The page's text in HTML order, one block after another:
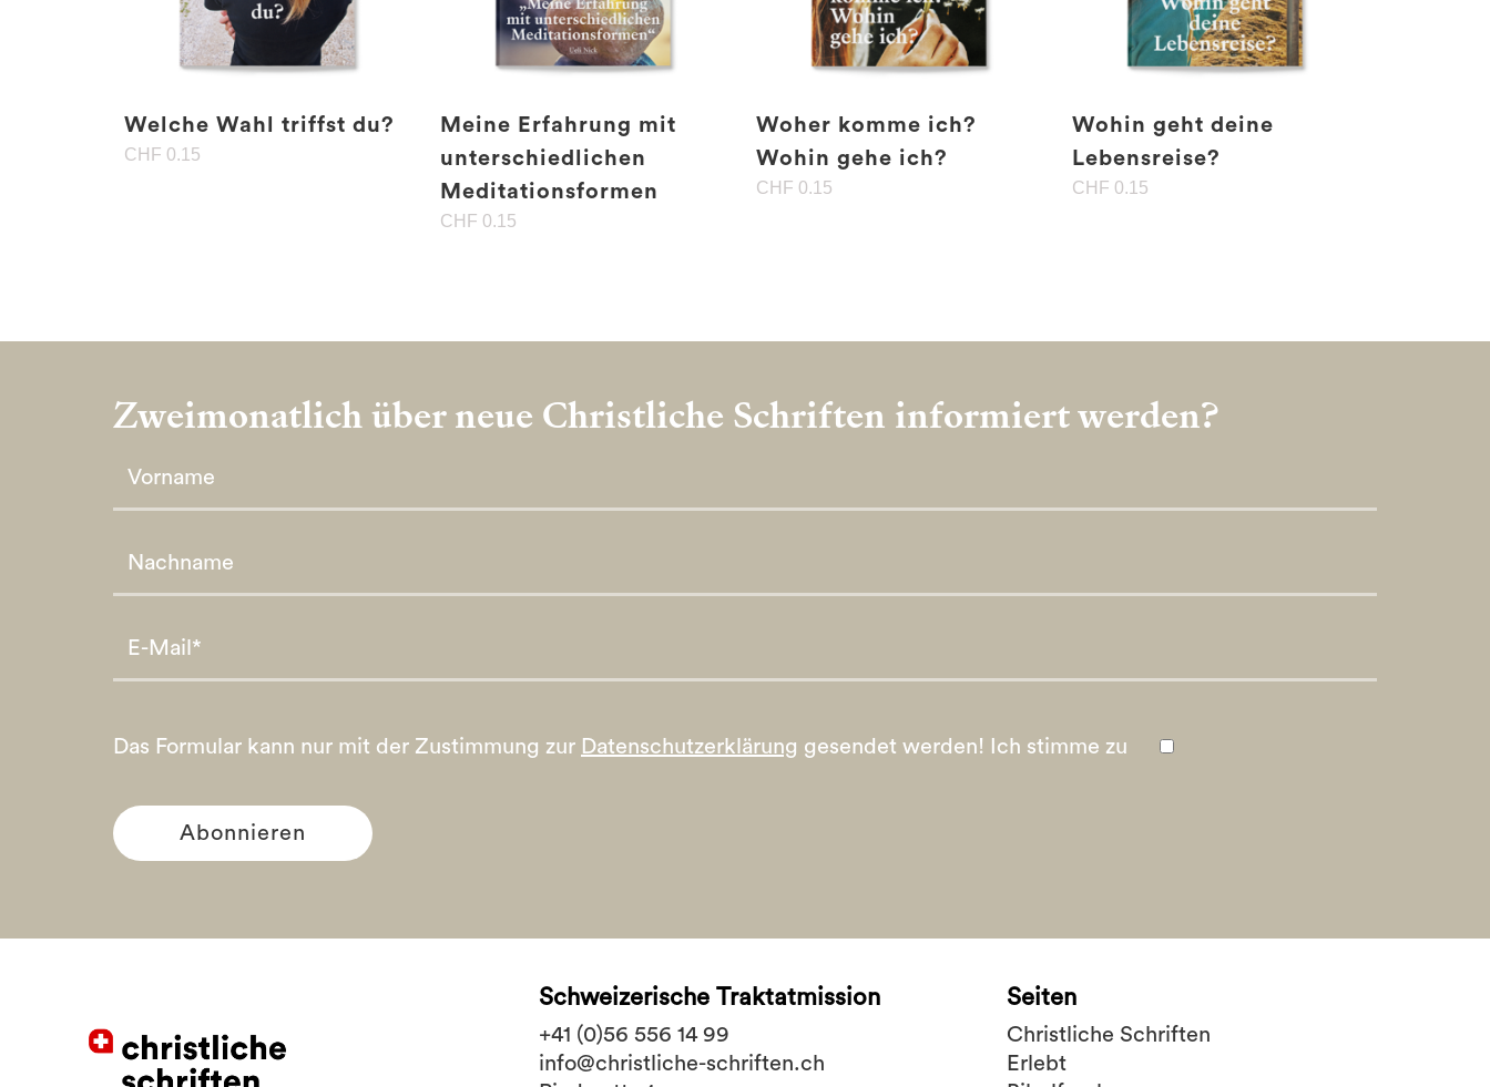
Welche Wahl triffst du?
CHF 0.15
Meine Erfahrung mit
unterschiedlichen
Meditationsformen
CHF 0.15
Woher komme ich?
Wohin gehe ich?
CHF 0.15
Wohin geht deine
Lebensreise?
CHF 0.15
Zweimonatlich über neue Christliche Schriften informiert werden?
Das Formular kann nur mit der Zustimmung zur Datenschutzerklärung gesendet werden! Ich stimme zu
Schweizerische Traktatmission
+41 (0)56 556 14 99
info@christliche-schriften.ch
Seiten
Christliche Schriften
Erlebt